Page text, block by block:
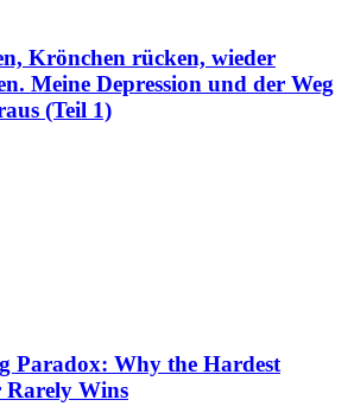
Krönchen rücken, wieder
Meine Depression und der Weg
(Teil 1)
Paradox: Why the Hardest
Rarely Wins